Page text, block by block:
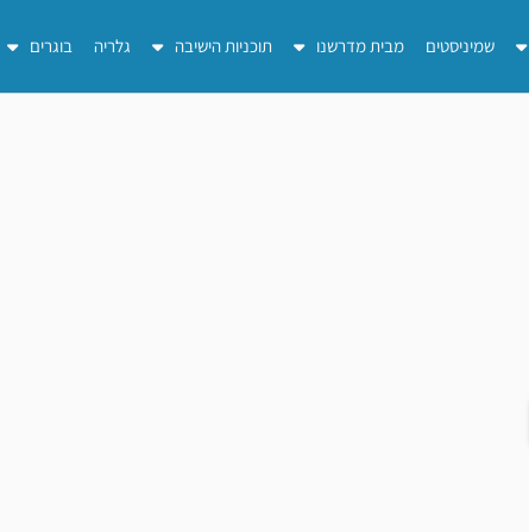
שמיניסטים מבית מדרשנו תוכניות הישיבה גלריה בוגרים